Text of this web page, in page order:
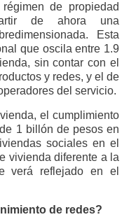
de propiedad
de ahora una
Esta
que oscila entre 1.9
sin contar con el
y redes, y el de
del servicio.
el cumplimiento
1 billón de pesos en
sociales en el
vivienda diferente a la
verá reflejado en el
de redes?